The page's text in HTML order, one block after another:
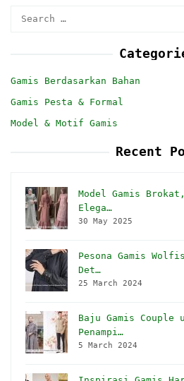
Gamis Berdasarkan Bahan
Gamis Pesta & Formal
Model & Motif Gamis
Recent
Model Gamis
Elega…
30 May 2025
Pesona Gamis
Det…
25 March 2024
Baju Gamis Couple
Penampi…
5 March 2024